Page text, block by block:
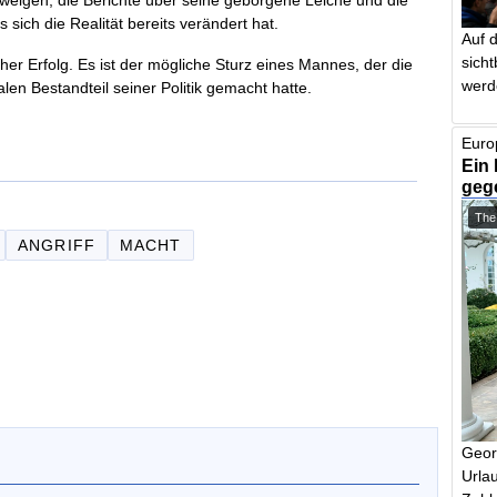
sich die Realität bereits verändert hat.
Erfolg. Es ist der mögliche Sturz eines Mannes, der die
Bestandteil seiner Politik gemacht hatte.
ANGRIFF MACHT
Auf
Ein